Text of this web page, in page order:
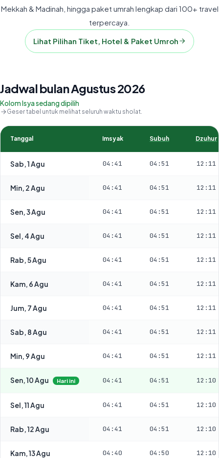
Mekkah & Madinah, hingga paket umrah lengkap dari 100+ travel
terpercaya.
Lihat Pilihan Tiket, Hotel & Paket Umroh
Jadwal bulan Agustus 2026
Kolom Isya sedang dipilih
Geser tabel untuk melihat seluruh waktu sholat.
Tanggal Imsyak Subuh Dzuhur
Sab, 1 Agu 04:41 04:51 12:11
Min, 2 Agu 04:41 04:51 12:11
Sen, 3 Agu 04:41 04:51 12:11
Sel, 4 Agu 04:41 04:51 12:11
Rab, 5 Agu 04:41 04:51 12:11
Kam, 6 Agu 04:41 04:51 12:11
Jum, 7 Agu 04:41 04:51 12:11
Sab, 8 Agu 04:41 04:51 12:11
Min, 9 Agu 04:41 04:51 12:11
Sen, 10 Agu Hari ini 04:41 04:51 12:10
Sel, 11 Agu 04:41 04:51 12:10
Rab, 12 Agu 04:41 04:51 12:10
Kam, 13 Agu 04:40 04:50 12:10